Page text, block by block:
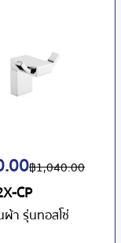
CP
ผ้า รุ่นทอสโซ่
฿1,040.00